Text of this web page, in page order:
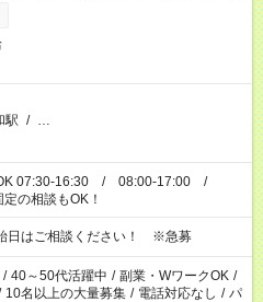
駅 / …
OK 07:30-16:30 / 08:00-17:00 /
の相談もOK！
日はご相談ください！ ※急募
/ 40～50代活躍中 / 副業・WワークOK /
10名以上の大量募集 / 電話対応なし / パ